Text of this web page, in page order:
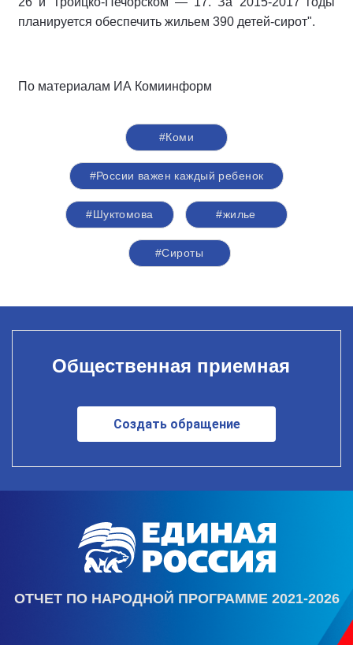
планируется обеспечить жильем 390 детей-сирот".
По материалам ИА Комиинформ
#Коми
#России важен каждый ребенок
#Шуктомова #жилье
#Сироты
Общественная приемная
Создать обращение
ОТЧЕТ ПО НАРОДНОЙ ПРОГРАММЕ 2021-2026